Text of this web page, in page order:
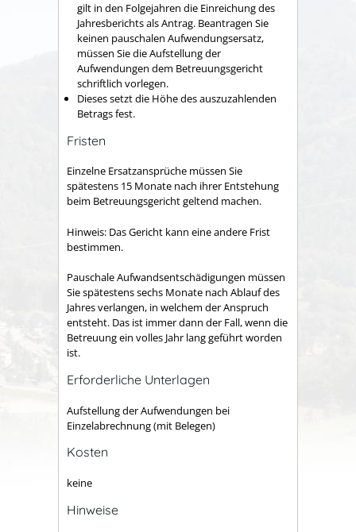
gilt in den Folgejahren die Einreichung des
Jahresberichts als Antrag. Beantragen Sie
keinen pauschalen Aufwendungsersatz,
müssen Sie die Aufstellung der
Aufwendungen dem Betreuungsgericht
schriftlich vorlegen.
Dieses setzt die Höhe des auszuzahlenden
Betrags fest.
Fristen
Einzelne Ersatzansprüche müssen Sie
spätestens 15 Monate nach ihrer Entstehung
beim Betreuungsgericht geltend machen.
Hinweis: Das Gericht kann eine andere Frist
bestimmen.
Pauschale Aufwandsentschädigungen müssen
Sie spätestens sechs Monate nach Ablauf des
Jahres verlangen, in welchem der Anspruch
entsteht. Das ist immer dann der Fall, wenn die
Betreuung ein volles Jahr lang geführt worden
ist.
Erforderliche Unterlagen
Aufstellung der Aufwendungen bei
Einzelabrechnung (mit Belegen)
Kosten
keine
Hinweise